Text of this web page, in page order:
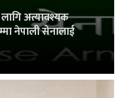
अत्यावश्यक
नेपाली सेनालाई